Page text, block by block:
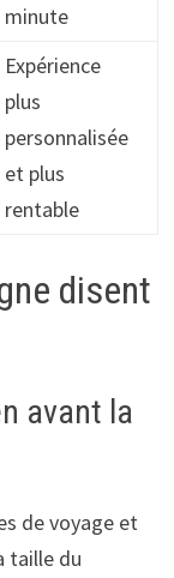
minute
Expérience
plus
personnalisée
et plus
rentable
disent
avant la
de voyage et
taille du